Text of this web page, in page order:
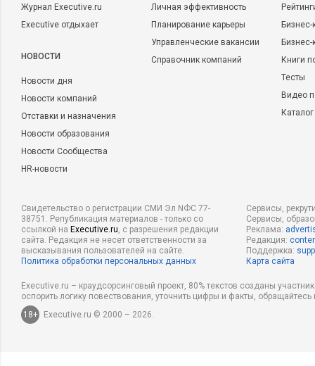
Журнал Executive.ru
Executive отдыхает
НОВОСТИ
Новости дня
Новости компаний
Отставки и назначения
Новости образования
Новости Сообщества
HR-новости
Личная эффективность
Планирование карьеры
Управленческие вакансии
Справочник компаний
Бизнес-
Книги
Тесты
Видео
Свидетельство о регистрации СМИ Эл NФС 77-
38751. Републикация материалов - только со
ссылкой на Executive.ru, с разрешения редакции
сайта. Редакция не несет ответственности за
высказывания пользователей на сайте.
Политика обработки персональных данных
Сервисы,
Сервисы,
Реклама:
Редакция:
Поддержка:
Карта сайта
Executive.ru – краудсорсинговый проект, 80% текстов созданы
оспорить логику повествования, уточнить цифры и факты,
18+
Executive.ru © 2000 – 2026.